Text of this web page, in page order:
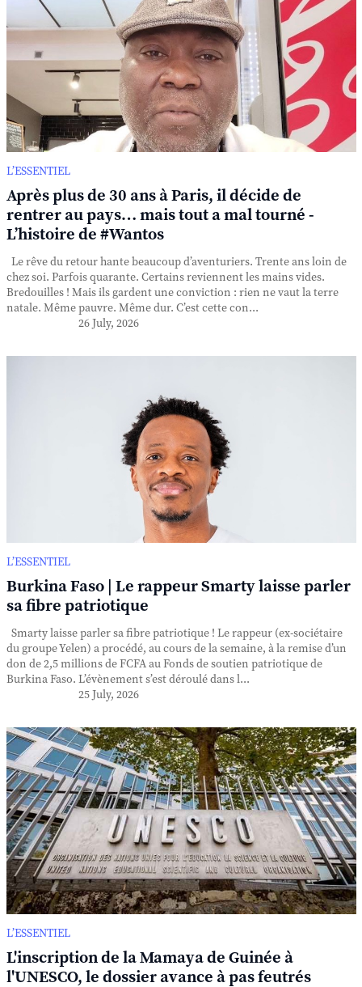
L’ESSENTIEL
Après plus de 30 ans à Paris, il décide de
rentrer au pays… mais tout a mal tourné -
L’histoire de #Wantos
Le rêve du retour hante beaucoup d’aventuriers. Trente ans loin de
chez soi. Parfois quarante. Certains reviennent les mains vides.
Bredouilles ! Mais ils gardent une conviction : rien ne vaut la terre
natale. Même pauvre. Même dur. C’est cette con...
26 July, 2026
L’ESSENTIEL
Burkina Faso | Le rappeur Smarty laisse parler
sa fibre patriotique
Smarty laisse parler sa fibre patriotique ! Le rappeur (ex-sociétaire
du groupe Yelen) a procédé, au cours de la semaine, à la remise d’un
don de 2,5 millions de FCFA au Fonds de soutien patriotique de
Burkina Faso. L’évènement s’est déroulé dans l...
25 July, 2026
L’ESSENTIEL
L'inscription de la Mamaya de Guinée à
l'UNESCO, le dossier avance à pas feutrés